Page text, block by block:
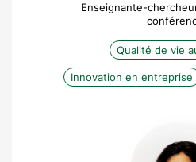
Enseignante-
Qualité de vie
Innovation en entreprise